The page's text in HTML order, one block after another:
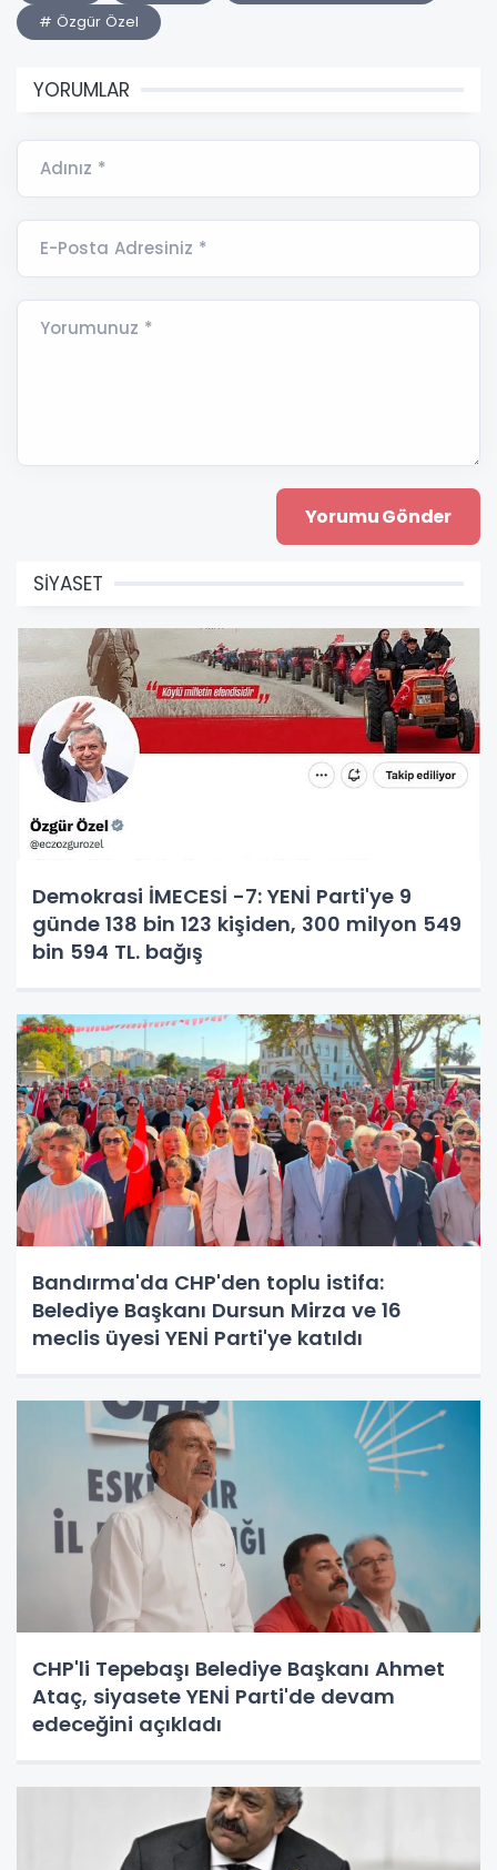
# Özgür Özel
YORUMLAR
Adınız *
E-Posta Adresiniz *
Yorumunuz *
SİYASET
Demokrasi İMECESİ -7: YENİ Parti'ye 9
günde 138 bin 123 kişiden, 300 milyon 549
bin 594 TL. bağış
Bandırma'da CHP'den toplu istifa:
Belediye Başkanı Dursun Mirza ve 16
meclis üyesi YENİ Parti'ye katıldı
CHP'li Tepebaşı Belediye Başkanı Ahmet
Ataç, siyasete YENİ Parti'de devam
edeceğini açıkladı